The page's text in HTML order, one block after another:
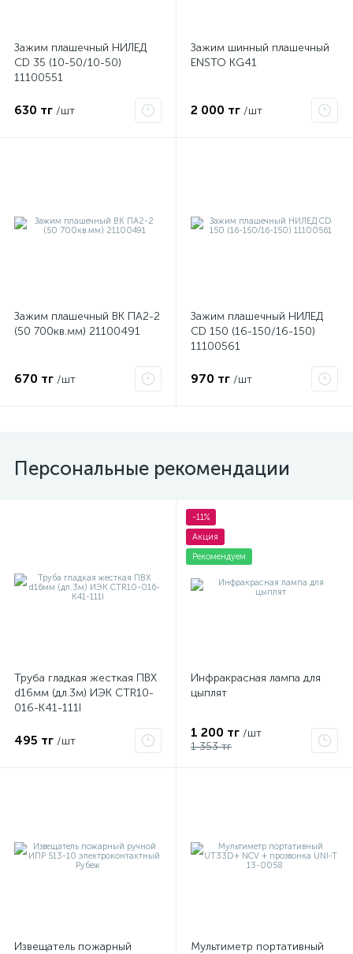
Зажим плашечный НИЛЕД
CD 35 (10-50/10-50)
11100551
630 тг /шт
Зажим шинный плашечный
ENSTO KG41
2 000 тг /шт
Зажим плашечный ВК ПА2-2
(50 700кв.мм) 21100491
670 тг /шт
Зажим плашечный НИЛЕД
CD 150 (16-150/16-150)
11100561
970 тг /шт
Персональные рекомендации
Труба гладкая жесткая ПВХ
d16мм (дл.3м) ИЭК CTR10-
016-K41-111I
495 тг /шт
-11%
Акция
Рекомендуем
Инфракрасная лампа для
цыплят
1 200 тг /шт
1 353 тг
Извещатель пожарный
Мультиметр портативный